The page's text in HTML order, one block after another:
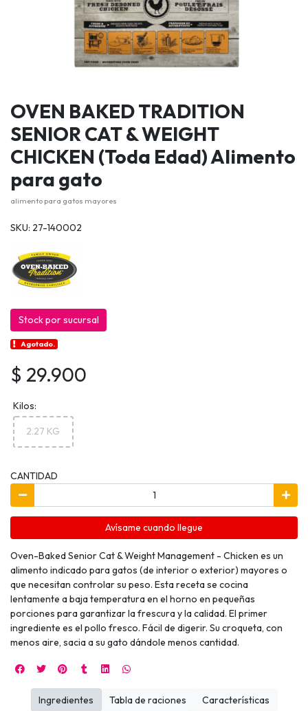
OVEN BAKED TRADITION
SENIOR CAT & WEIGHT
CHICKEN (Toda Edad) Alimento
para gato
alimento para gatos mayores
SKU: 27-140002
Stock por sucursal
Agotado.
$ 29.900
Kilos:
2.27 KG
CANTIDAD
Avísame cuando llegue
Oven-Baked Senior Cat & Weight Management - Chicken es un
alimento indicado para gatos (de interior o exterior) mayores o
que necesitan controlar su peso. Esta receta se cocina
lentamente a baja temperatura en el horno en pequeñas
porciones para garantizar la frescura y la calidad. El primer
ingrediente es el pollo fresco. Fácil de digerir. Su croqueta, con
menos aire, sacia a su gato dándole menos cantidad.
Ingredientes Tabla de raciones
Características